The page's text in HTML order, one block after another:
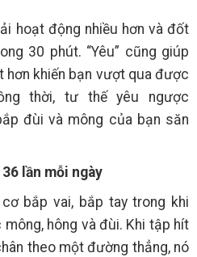
hoạt động nhiều hơn và đốt
30 phút. “Yêu” cũng giúp
hơn khiến bạn vượt qua được
thời, tư thế yêu ngược
đùi và mông của bạn săn
lần mỗi ngày
bắp vai, bắp tay trong khi
hông và đùi. Khi tập hít
theo một đường thẳng, nó